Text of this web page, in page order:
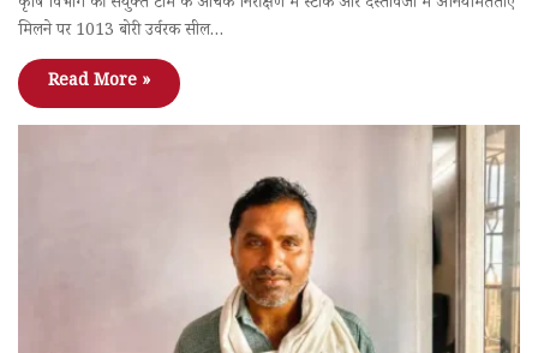
मिलने पर 1013 बोरी उर्वरक सील…
Read More »